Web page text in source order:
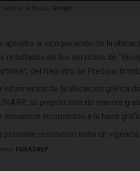
Fuente de la Imagen: Google
aprueba la incorporación de la
resultados de los servicios de
del Registro de Predios,
información de la ubicación gráfica
se proporciona de manera
encuentre incorporado a la base
presente resolución entra en
FENACREP